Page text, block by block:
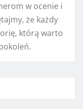
w ocenie i
że każdy
którą warto